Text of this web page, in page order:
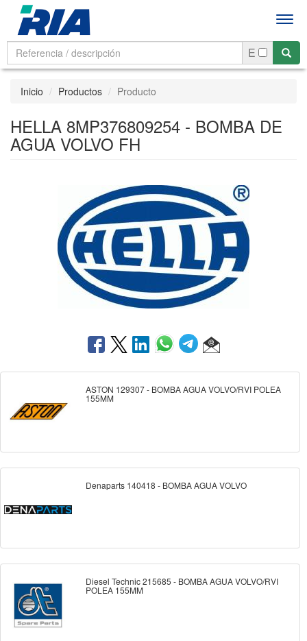
E
Inicio Productos Producto
HELLA 8MP376809254 - BOMBA DE
AGUA VOLVO FH
ASTON 129307 - BOMBA AGUA VOLVO/RVI POLEA
155MM
Denaparts 140418 - BOMBA AGUA VOLVO
Diesel Technic 215685 - BOMBA AGUA VOLVO/RVI
POLEA 155MM